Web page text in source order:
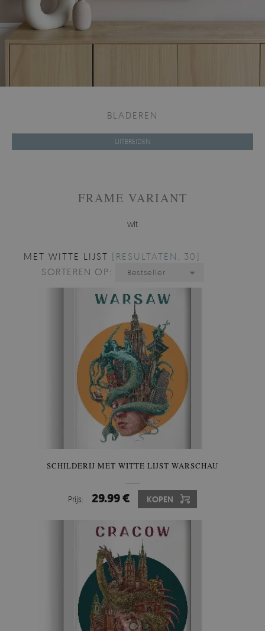
BLADEREN
UITBREIDEN
FRAME VARIANT
wit
MET WITTE LIJST [RESULTATEN: 30]
SORTEREN OP:
Bestseller
SCHILDERIJ MET WITTE LIJST WARSCHAU
Prijs: 29.99 € KOPEN